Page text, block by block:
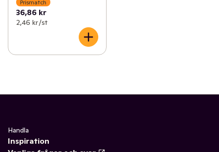
Prismatch
36,86 kr
2,46 kr /st
Handla
Inspiration